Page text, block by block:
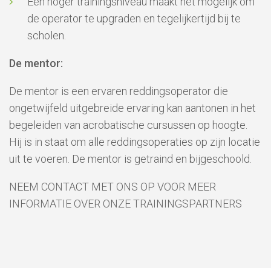
de operator te upgraden en tegelijkertijd bij te
scholen.
De mentor:
De mentor is een ervaren reddingsoperator die
ongetwijfeld uitgebreide ervaring kan aantonen in het
begeleiden van acrobatische cursussen op hoogte.
Hij is in staat om alle reddingsoperaties op zijn locatie
uit te voeren. De mentor is getraind en bijgeschoold.
NEEM CONTACT MET ONS OP VOOR MEER
INFORMATIE OVER ONZE TRAININGSPARTNERS